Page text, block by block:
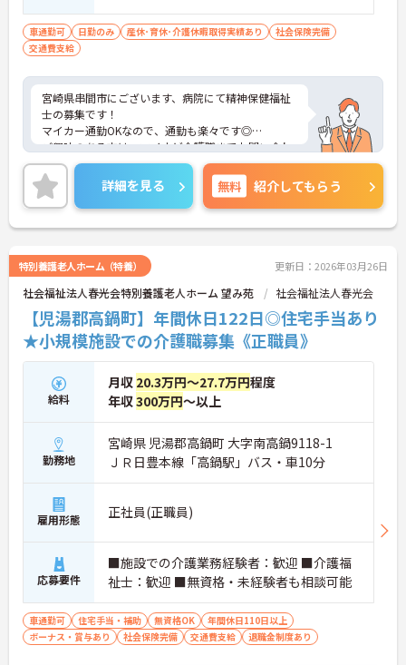
車通勤可 日勤のみ 産休･育休･介護休暇取得実績あり
社会保険完備
交通費支給
宮崎県串間市にございます、病院にて精神保健福祉
士の募集です！
マイカー通勤OKなので、通勤も楽々です◎
ご興味のある方は、マイナビ介護職までお問い合わ
せください。
詳細を見る 無料 紹介してもらう
特別養護老人ホーム（特養） 更新日：2026年03月26日
社会福祉法人春光会特別養護老人ホーム 望み苑 社会福祉法人春光会
【児湯郡高鍋町】年間休日122日◎住宅手当あり
★小規模施設での介護職募集《正職員》
給料
月収 20.3万円～27.7万円程度
年収300万円～以上
勤務地
宮崎県 児湯郡高鍋町 大字南高鍋9118-1
ＪＲ日豊本線「高鍋駅」バス・車10分
雇用形態 正社員(正職員)
応募要件
■施設での介護業務経験者：歓迎 ■介護福
祉士：歓迎 ■無資格・未経験者も相談可能
車通勤可 住宅手当・補助 無資格OK
年間休日110日以上
ボーナス・賞与あり
社会保険完備 交通費支給 退職金制度あり